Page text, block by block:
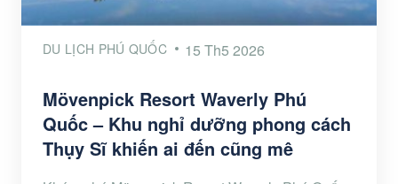
DU LỊCH PHÚ QUỐC 15 Th5 2026
Mövenpick Resort Waverly Phú
Quốc – Khu nghỉ dưỡng phong cách
Thụy Sĩ khiến ai đến cũng mê